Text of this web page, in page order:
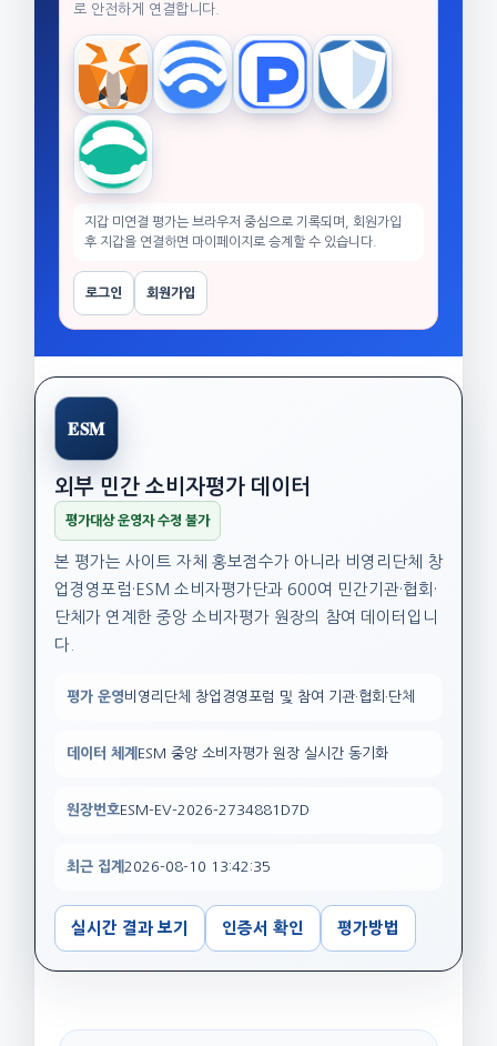
로 안전하게 연결합니다.
MetaMask WalletConnectTokenPocket Trust Wallet
imToken
지갑 미연결 평가는 브라우저 중심으로 기록되며, 회원가입
후 지갑을 연결하면 마이페이지로 승계할 수 있습니다.
로그인 회원가입
ESM
외부 민간 소비자평가 데이터
평가대상 운영자 수정 불가
본 평가는 사이트 자체 홍보점수가 아니라 비영리단체 창
업경영포럼·ESM 소비자평가단과 600여 민간기관·협회·
단체가 연계한 중앙 소비자평가 원장의 참여 데이터입니
다.
평가 운영비영리단체 창업경영포럼 및 참여 기관·협회·단체
데이터 체계 ESM 중앙 소비자평가 원장 실시간 동기화
원장번호ESM-EV-2026-2734881D7D
최근 집계 2026-08-10 13:42:35
실시간 결과 보기 인증서 확인 평가방법